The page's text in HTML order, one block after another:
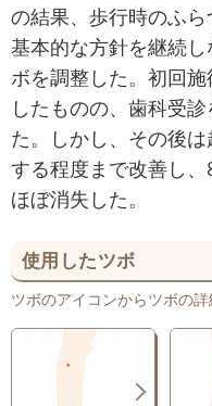
の結果、歩行時のふ
基本的な方針を継続
ボを調整した。初回
したものの、歯科受
た。しかし、その後
する程度まで改善し
ほぼ消失した。
使用したツボ
ツボのアイコンからツボの